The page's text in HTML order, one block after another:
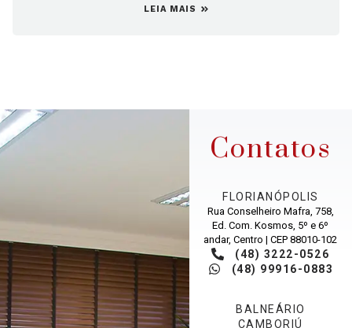
LEIA MAIS
Contatos
FLORIANÓPOLIS
Rua Conselheiro Mafra, 758,
Ed. Com. Kosmos, 5º e 6º
andar, Centro | CEP 88010-102
(48) 3222-0526
(48) 99916-0883
BALNEÁRIO
CAMBORIÚ